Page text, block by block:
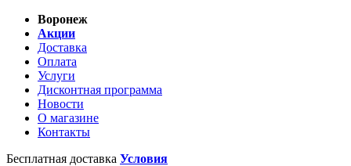
Воронеж
Акции
Доставка
Оплата
Услуги
Дисконтная программа
Новости
О магазине
Контакты
Бесплатная доставка Условия